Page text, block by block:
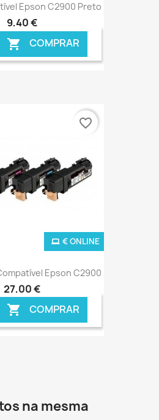
Epson C2900 Preto
9,40 €
 COMPRAR
Epson C2900
27,00 €
 COMPRAR
€ ONLINE
favorite_border
na mesma